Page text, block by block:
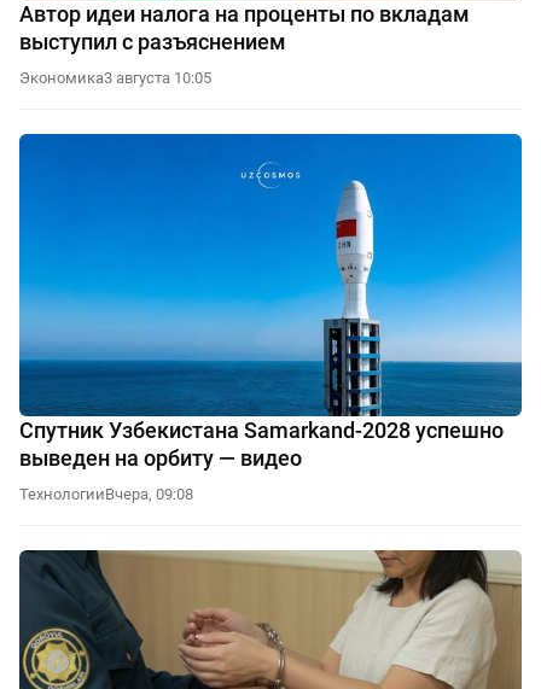
Автор идеи налога на проценты по вкладам
выступил с разъяснением
Экономика3 августа 10:05
Спутник Узбекистана Samarkand-2028 успешно
выведен на орбиту — видео
ТехнологииВчера, 09:08